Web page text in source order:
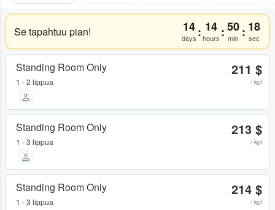
Se tapahtuu pian! 14
days : 14
hours :50
min : 18
sec
Standing Room Only
1 - 2 lippua
211 $
/ kpl
Standing Room Only
1 - 3 lippua
213 $
/ kpl
Standing Room Only
1 - 3 lippua
214 $
/ kpl